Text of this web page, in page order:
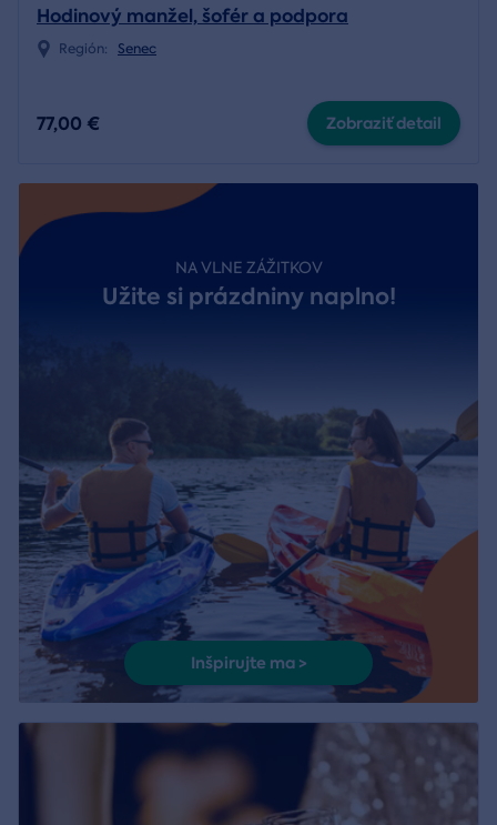
Hodinový manžel, šofér a podpora
Región: Senec
77,00 € Zobraziť detail
NA VLNE ZÁŽITKOV
Užite si prázdniny naplno!
Inšpirujte ma >